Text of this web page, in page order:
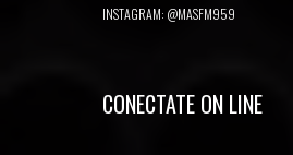
INSTAGRAM: @MASFM959
CONECTATE ON LINE